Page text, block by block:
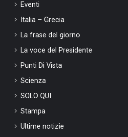
Eventi
Italia – Grecia
La frase del giorno
La voce del Presidente
Punti Di Vista
Scienza
SOLO QUI
Stampa
Ultime notizie